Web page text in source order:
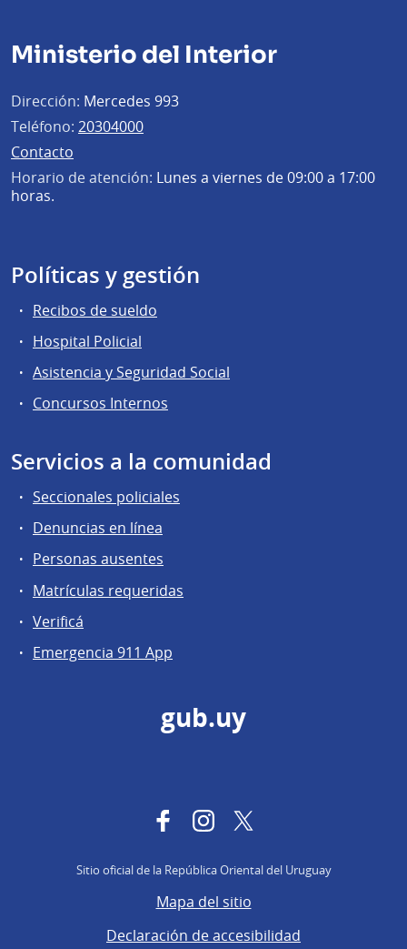
Ministerio del Interior
Dirección: Mercedes 993
Teléfono: 20304000
Contacto
Horario de atención: Lunes a viernes de 09:00 a 17:00
horas.
Políticas y gestión
Recibos de sueldo
Hospital Policial
Asistencia y Seguridad Social
Concursos Internos
Servicios a la comunidad
Seccionales policiales
Denuncias en línea
Personas ausentes
Matrículas requeridas
Verificá
Emergencia 911 App
gub.uy
FacebookInstagram
Sitio oficial de la República Oriental del Uruguay
Mapa del sitio
Declaración de accesibilidad